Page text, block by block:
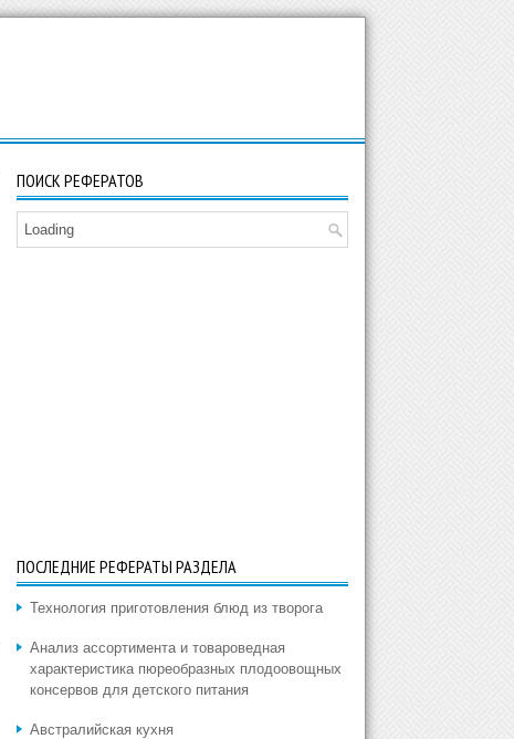
ПОИСК РЕФЕРАТОВ
Loading
ПОСЛЕДНИЕ РЕФЕРАТЫ РАЗДЕЛА
Технология приготовления блюд из творога
Анализ ассортимента и товароведная
характеристика пюреобразных плодоовощных
консервов для детского питания
Австралийская кухня